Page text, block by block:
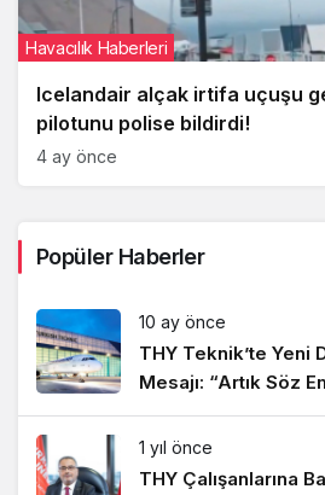
Icelandair alçak irtifa uçuşu
pilotunu polise bildirdi!
Havacılık Haberleri
4 ay önce
Popüler Haberler
10 ay önce
THY Teknik’te Yeni
Mesajı: “Artık Söz
1 yıl önce
THY Çalışanlarına